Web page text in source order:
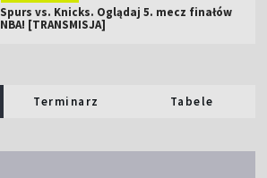
Spurs vs. Knicks. Oglądaj 5. mecz finałów
NBA! [TRANSMISJA]
Terminarz Tabele